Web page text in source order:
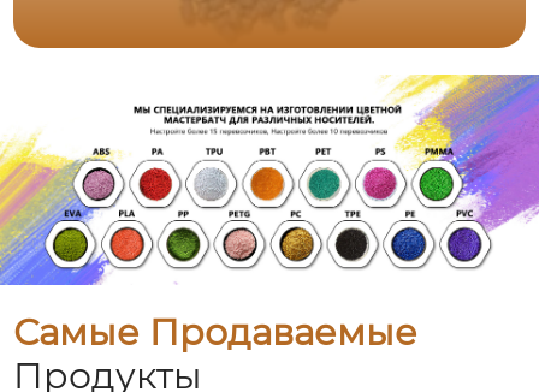
Самые Продаваемые
Продукты